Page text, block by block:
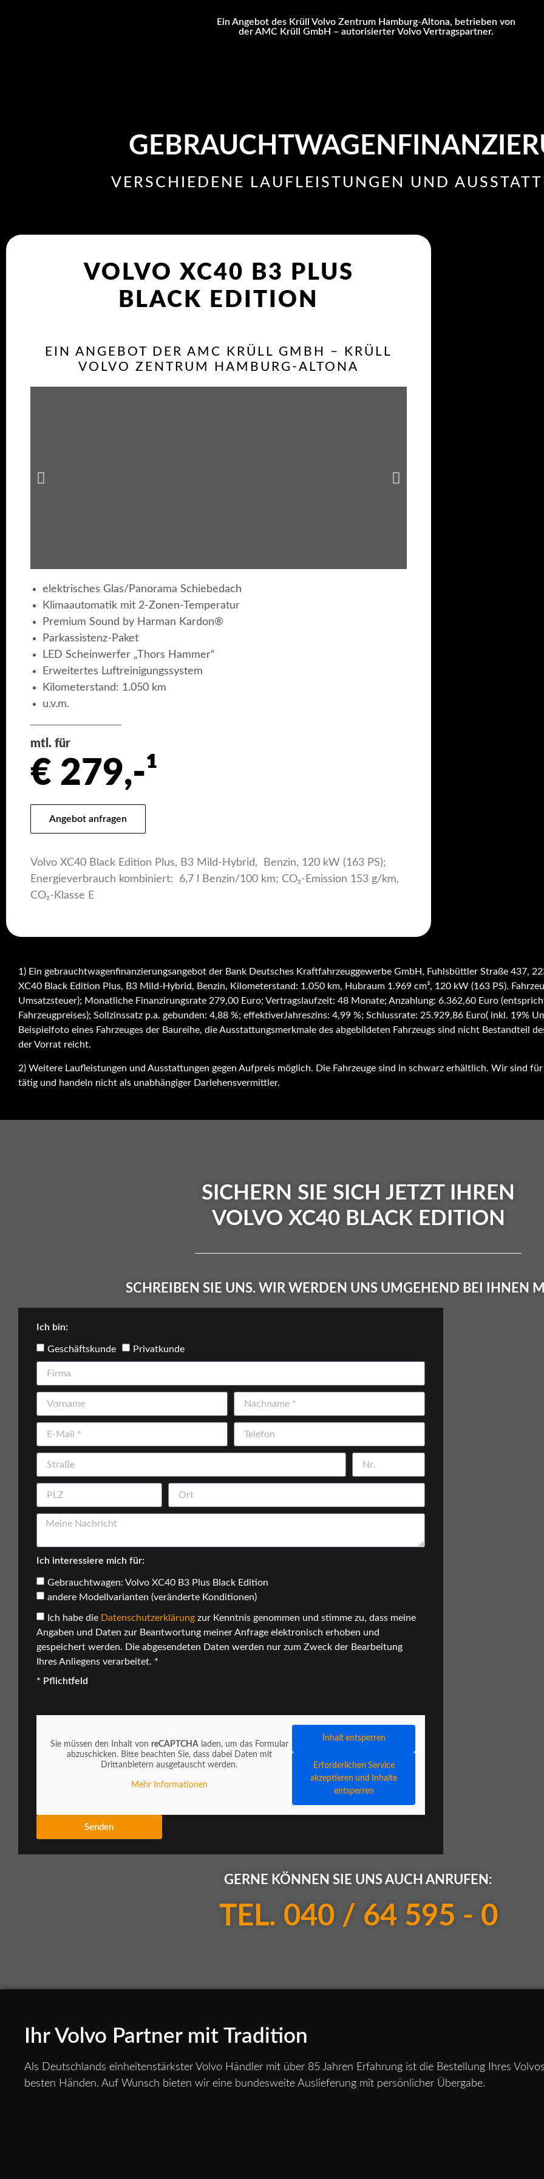
Ein Angebot des Krüll Volvo Zentrum Hamburg-Altona, betrieben von
der AMC Krüll GmbH – autorisierter Volvo Vertragspartner.
VERSCHIEDENE LAUFLEISTUNGEN UND
VOLVO XC40 B3 PLUS
BLACK EDITION
EIN ANGEBOT DER AMC KRÜLL GMBH – KRÜLL
VOLVO ZENTRUM HAMBURG-ALTONA
elektrisches Glas/Panorama Schiebedach
Klimaautomatik mit 2-Zonen-Temperatur
Premium Sound by Harman Kardon®
Parkassistenz-Paket
LED Scheinwerfer „Thors Hammer“
Erweitertes Luftreinigungssystem
Kilometerstand: 1.050 km
u.v.m.
mtl. für
€ 279,-¹
Angebot anfragen
Volvo XC40 Black Edition Plus, B3 Mild-Hybrid, Benzin, 120 kW (163 PS);
Energieverbrauch kombiniert: 6,7 l Benzin/100 km; CO₂-Emission 153 g/km,
CO₂-Klasse E
1) Ein gebrauchtwagenfinanzierungsangebot der Bank Deutsches Kraftfahrzeuggewerbe GmbH, Fuhlsbüttler Straße 437,
XC40 Black Edition Plus, B3 Mild-Hybrid, Benzin, Kilometerstand: 1.050 km, Hubraum 1.969 cm³, 120 kW (163 PS).
Umsatzsteuer); Monatliche Finanzirungsrate 279,00 Euro; Vertragslaufzeit: 48 Monate; Anzahlung: 6.362,60 Euro
Fahrzeugpreises); Sollzinssatz p.a. gebunden: 4,88 %; effektiverJahreszins: 4,99 %; Schlussrate: 25.929,86 Euro( inkl. 19%
Beispielfoto eines Fahrzeuges der Baureihe, die Ausstattungsmerkmale des abgebildeten Fahrzeugs sind nicht Bestandteil
der Vorrat reicht.
2) Weitere Laufleistungen und Ausstattungen gegen Aufpreis möglich. Die Fahrzeuge sind in schwarz erhältlich. Wir sind
tätig und handeln nicht als unabhängiger Darlehensvermittler.
SICHERN SIE SICH JETZT IHREN
VOLVO XC40 BLACK EDITION
SCHREIBEN SIE UNS. WIR WERDEN UNS UMGEHEND BEI IHNEN
Ich bin:
Geschäftskunde Privatkunde
Ich interessiere mich für:
Gebrauchtwagen: Volvo XC40 B3 Plus Black Edition
andere Modellvarianten (veränderte Konditionen)
Ich habe die Datenschutzerklärung zur Kenntnis genommen und stimme zu, dass meine
Angaben und Daten zur Beantwortung meiner Anfrage elektronisch erhoben und
gespeichert werden. Die abgesendeten Daten werden nur zum Zweck der Bearbeitung
Ihres Anliegens verarbeitet. *
* Pflichtfeld
Sie müssen den Inhalt von reCAPTCHAladen, um das Formular
abzuschicken. Bitte beachten Sie, dass dabei Daten mit
Drittanbietern ausgetauscht werden.
Mehr Informationen
Inhalt entsperren
Erforderlichen Service
akzeptieren und Inhalte
entsperren
Senden
GERNE KÖNNEN SIE UNS AUCH ANRUFEN:
TEL. 040 / 64 595 - 0
Ihr Volvo Partner mit Tradition
Als Deutschlands einheitenstärkster Volvo Händler mit über 85 Jahren Erfahrung ist die Bestellung Ihres
besten Händen. Auf Wunsch bieten wir eine bundesweite Auslieferung mit persönlicher Übergabe.